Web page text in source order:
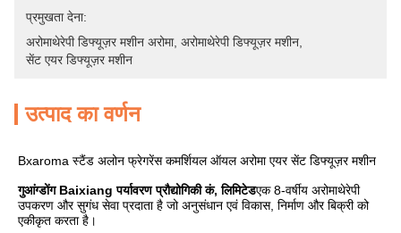
प्रमुखता देना:
अरोमाथेरेपी डिफ्यूज़र मशीन अरोमा, अरोमाथेरेपी डिफ्यूज़र मशीन
सेंट एयर डिफ्यूज़र मशीन
उत्पाद का वर्णन
Bxaroma स्टैंड अलोन फ्रेगरेंस कमर्शियल ऑयल अरोमा एयर सेंट डिफ्यूज़र मशीन
गुआंग्डोंग Baixiang पर्यावरण प्रौद्योगिकी कं, लिमिटेडएक 8-वर्षीय अरोमाथेरेपी
उपकरण और सुगंध सेवा प्रदाता है जो अनुसंधान एवं विकास, निर्माण और बिक्री को
एकीकृत करता है।